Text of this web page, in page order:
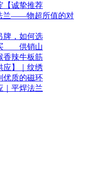
【诚挚推荐
兰——物超所值的对
牌，如何选
＿供销山
香辣牛板筋
应】｜纹绣
优质的磁环
｜平焊法兰